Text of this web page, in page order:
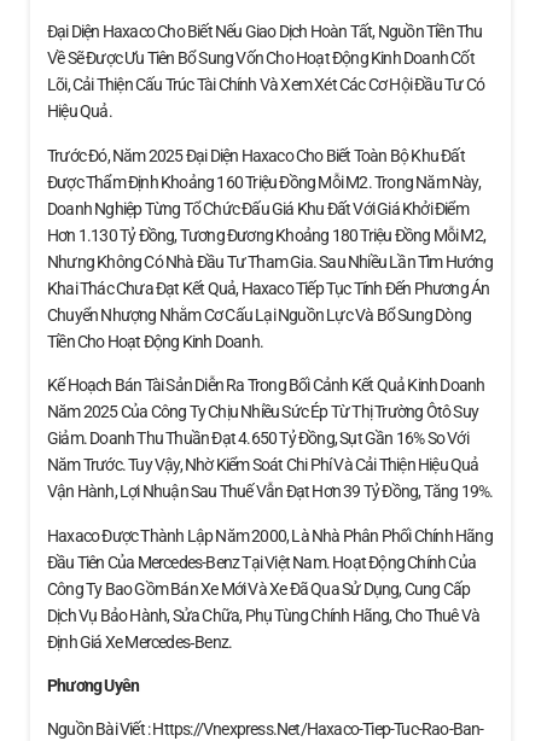
Đại Diện Haxaco Cho Biết Nếu Giao Dịch Hoàn Tất, Nguồn Tiền Thu
Về Sẽ Được Ưu Tiên Bổ Sung Vốn Cho Hoạt Động Kinh Doanh Cốt
Lõi, Cải Thiện Cấu Trúc Tài Chính Và Xem Xét Các Cơ Hội Đầu Tư Có
Hiệu Quả.
Trước Đó, Năm 2025 Đại Diện Haxaco Cho Biết Toàn Bộ Khu Đất
Được Thẩm Định Khoảng 160 Triệu Đồng Mỗi M2. Trong Năm Này,
Doanh Nghiệp Từng Tổ Chức Đấu Giá Khu Đất Với Giá Khởi Điểm
Hơn 1.130 Tỷ Đồng, Tương Đương Khoảng 180 Triệu Đồng Mỗi M2,
Nhưng Không Có Nhà Đầu Tư Tham Gia. Sau Nhiều Lần Tìm Hướng
Khai Thác Chưa Đạt Kết Quả, Haxaco Tiếp Tục Tính Đến Phương Án
Chuyển Nhượng Nhằm Cơ Cấu Lại Nguồn Lực Và Bổ Sung Dòng
Tiền Cho Hoạt Động Kinh Doanh.
Kế Hoạch Bán Tài Sản Diễn Ra Trong Bối Cảnh Kết Quả Kinh Doanh
Năm 2025 Của Công Ty Chịu Nhiều Sức Ép Từ Thị Trường Ôtô Suy
Giảm. Doanh Thu Thuần Đạt 4.650 Tỷ Đồng, Sụt Gần 16% So Với
Năm Trước. Tuy Vậy, Nhờ Kiểm Soát Chi Phí Và Cải Thiện Hiệu Quả
Vận Hành, Lợi Nhuận Sau Thuế Vẫn Đạt Hơn 39 Tỷ Đồng, Tăng 19%.
Haxaco Được Thành Lập Năm 2000, Là Nhà Phân Phối Chính Hãng
Đầu Tiên Của Mercedes-Benz Tại Việt Nam. Hoạt Động Chính Của
Công Ty Bao Gồm Bán Xe Mới Và Xe Đã Qua Sử Dụng, Cung Cấp
Dịch Vụ Bảo Hành, Sửa Chữa, Phụ Tùng Chính Hãng, Cho Thuê Và
Định Giá Xe Mercedes‑Benz.
Phương Uyên
Nguồn Bài Viết : Https://vnexpress.net/haxaco-Tiep-Tuc-Rao-Ban-